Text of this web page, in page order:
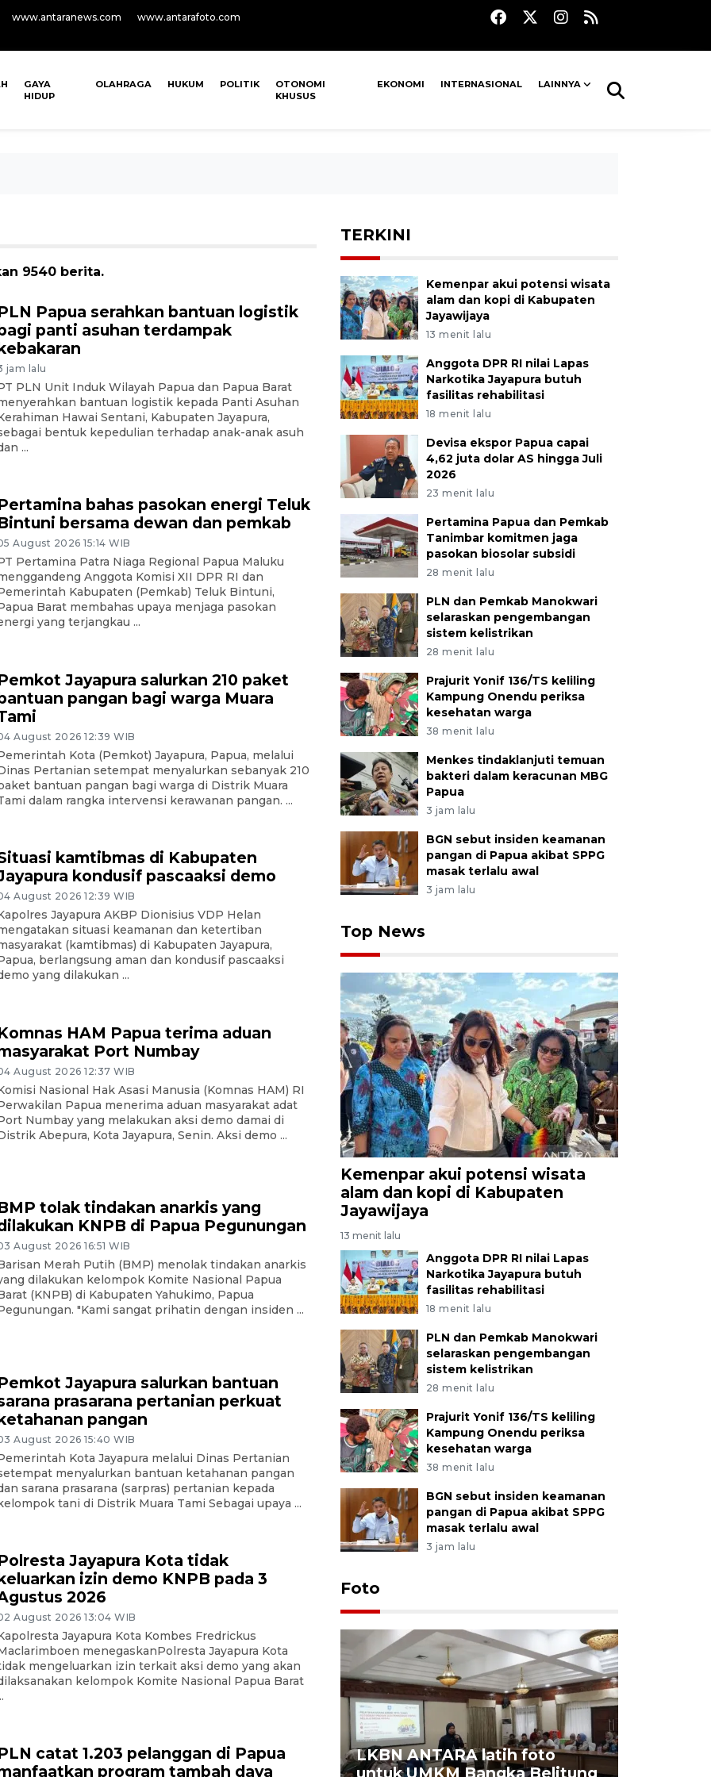
www.antaranews.com www.antarafoto.com
GAYA
HIDUP
OLAHRAGA HUKUM POLITIK
OTONOMI
KHUSUS
EKONOMI INTERNASIONAL LAINNYA
9540 berita.
Papua serahkan bantuan logistik
panti asuhan terdampak
jam lalu
PLN Unit Induk Wilayah Papua dan Papua Barat
bantuan logistik kepada Panti Asuhan
Hawai Sentani, Kabupaten Jayapura,
bentuk kepedulian terhadap anak-anak asuh
...
bahas pasokan energi Teluk
bersama dewan dan pemkab
August 2026 15:14 WIB
Pertamina Patra Niaga Regional Papua Maluku
Anggota Komisi XII DPR RI dan
Kabupaten (Pemkab) Teluk Bintuni,
Barat membahas upaya menjaga pasokan
yang terjangkau ...
Jayapura salurkan 210 paket
pangan bagi warga Muara
August 2026 12:39 WIB
Kota (Pemkot) Jayapura, Papua, melalui
Pertanian setempat menyalurkan sebanyak 210
bantuan pangan bagi warga di Distrik Muara
dalam rangka intervensi kerawanan pangan. ...
kamtibmas di Kabupaten
kondusif pascaaksi demo
August 2026 12:39 WIB
Jayapura AKBP Dionisius VDP Helan
situasi keamanan dan ketertiban
(kamtibmas) di Kabupaten Jayapura,
berlangsung aman dan kondusif pascaaksi
yang dilakukan ...
HAM Papua terima aduan
Port Numbay
August 2026 12:37 WIB
Nasional Hak Asasi Manusia (Komnas HAM) RI
Papua menerima aduan masyarakat adat
Numbay yang melakukan aksi demo damai di
Abepura, Kota Jayapura, Senin. Aksi demo ...
tolak tindakan anarkis yang
KNPB di Papua Pegunungan
August 2026 16:51 WIB
Merah Putih (BMP) menolak tindakan anarkis
dilakukan kelompok Komite Nasional Papua
(KNPB) di Kabupaten Yahukimo, Papua
"Kami sangat prihatin dengan insiden ...
Jayapura salurkan bantuan
prasarana pertanian perkuat
pangan
August 2026 15:40 WIB
Kota Jayapura melalui Dinas Pertanian
menyalurkan bantuan ketahanan pangan
sarana prasarana (sarpras) pertanian kepada
tani di Distrik Muara Tami Sebagai upaya ...
Jayapura Kota tidak
izin demo KNPB pada 3
2026
August 2026 13:04 WIB
Jayapura Kota Kombes Fredrickus
menegaskanPolresta Jayapura Kota
mengeluarkan izin terkait aksi demo yang akan
kelompok Komite Nasional Papua Barat
catat 1.203 pelanggan di Papua
program tambah daya
TERKINI
Kemenpar akui potensi wisata
alam dan kopi di Kabupaten
Jayawijaya
13 menit lalu
Anggota DPR RI nilai Lapas
Narkotika Jayapura butuh
fasilitas rehabilitasi
18 menit lalu
Devisa ekspor Papua capai
4,62 juta dolar AS hingga Juli
2026
23 menit lalu
Pertamina Papua dan Pemkab
Tanimbar komitmen jaga
pasokan biosolar subsidi
28 menit lalu
PLN dan Pemkab Manokwari
selaraskan pengembangan
sistem kelistrikan
28 menit lalu
Prajurit Yonif 136/TS keliling
Kampung Onendu periksa
kesehatan warga
38 menit lalu
Menkes tindaklanjuti temuan
bakteri dalam keracunan MBG
Papua
3 jam lalu
BGN sebut insiden keamanan
pangan di Papua akibat SPPG
masak terlalu awal
3 jam lalu
Top News
Kemenpar akui potensi wisata
alam dan kopi di Kabupaten
Jayawijaya
13 menit lalu
Anggota DPR RI nilai Lapas
Narkotika Jayapura butuh
fasilitas rehabilitasi
18 menit lalu
PLN dan Pemkab Manokwari
selaraskan pengembangan
sistem kelistrikan
28 menit lalu
Prajurit Yonif 136/TS keliling
Kampung Onendu periksa
kesehatan warga
38 menit lalu
BGN sebut insiden keamanan
pangan di Papua akibat SPPG
masak terlalu awal
3 jam lalu
Foto
bersilahturahmi dengan
LKBN ANTARA latih foto